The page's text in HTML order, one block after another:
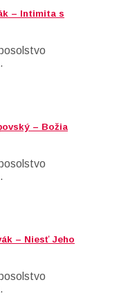
– Intimita s
– Božia
– Niesť Jeho